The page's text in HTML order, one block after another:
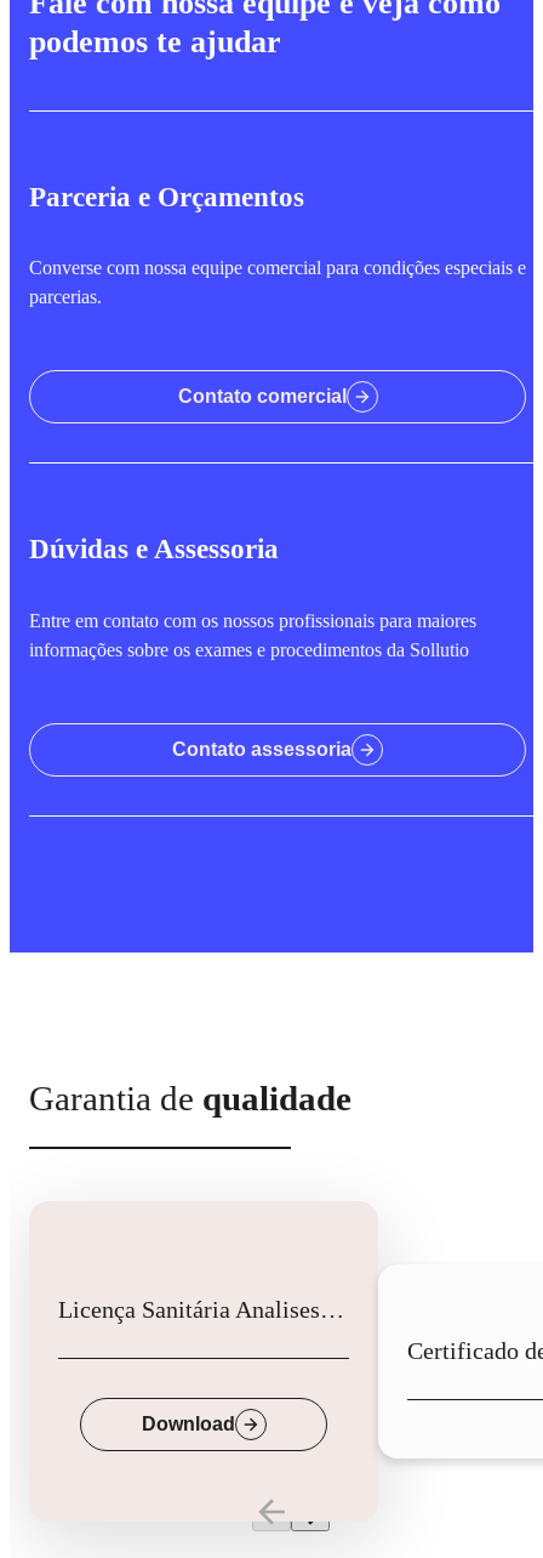
podemos te ajudar
Parceria e Orçamentos
Converse com nossa equipe comercial para condições especiais e
parcerias.
Contato comercial
Dúvidas e Assessoria
Entre em contato com os nossos profissionais para maiores
informações sobre os exames e procedimentos da Sollutio
Contato assessoria
Garantia de qualidade
Licença Sanitária Analises Clinicas
Download